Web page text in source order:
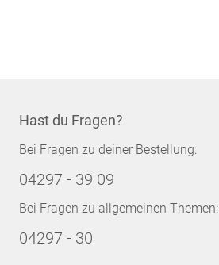
Hast du Fragen?
Bei Fragen zu deiner Bestellung:
04297 - 39 09
Bei Fragen zu allgemeinen Themen:
04297 - 30